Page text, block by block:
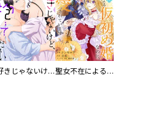
好きじゃないけど、抱いてください【電子単行本版／特典おまけ付き】 聖女不在による仮初め婚なのに、不器用な王太子に溺愛されています【電子単行本版／特典おまけ付き】